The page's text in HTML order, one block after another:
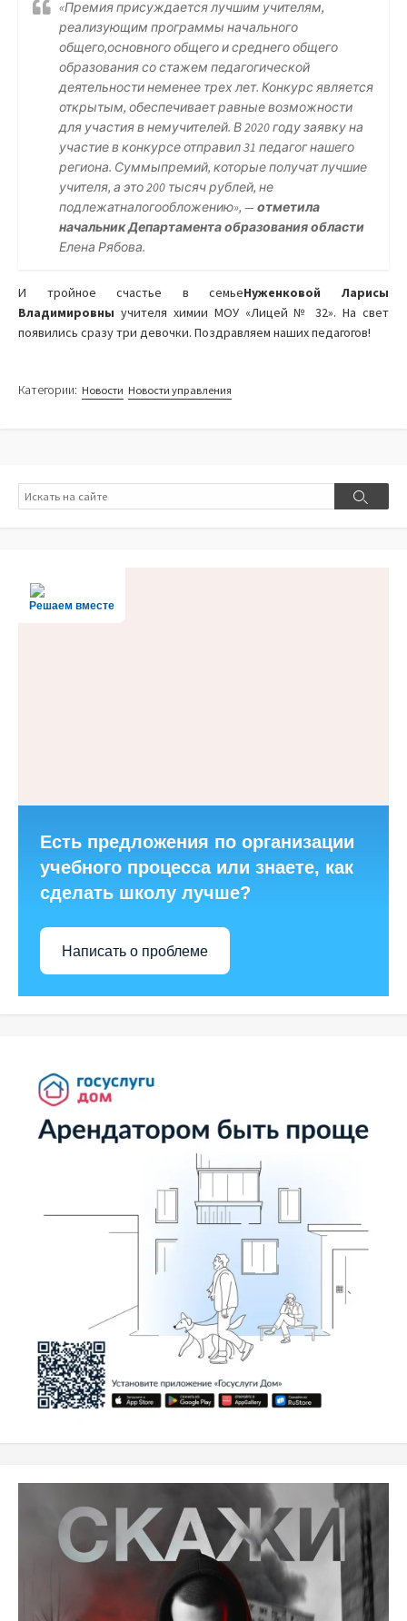
«Премия присуждается лучшим учителям,
реализующим программы начального
общего,основного общего и среднего общего
образования со стажем педагогической
деятельности неменее трех лет. Конкурс является
открытым, обеспечивает равные возможности
для участия в немучителей. В 2020 году заявку на
участие в конкурсе отправил 31 педагог нашего
региона. Суммыпремий, которые получат лучшие
учителя, а это 200 тысяч рублей, не
подлежатналогообложению», —отметила
начальник Департамента образования области
Елена Рябова.
И тройное счастье в семьеНуженковой Ларисы
Владимировны учителя химии МОУ «Лицей № 32». На свет
появились сразу три девочки. Поздравляем наших педагогов!
Категории: Новости Новости управления
Поиск
Поиск
Решаем вместе
Есть предложения по организации
учебного процесса или знаете, как
сделать школу лучше?
Написать о проблеме